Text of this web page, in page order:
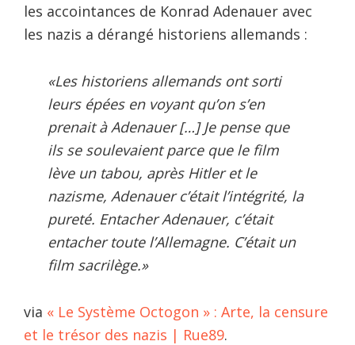
les accointances de Konrad Adenauer avec
les nazis a dérangé historiens allemands :
«Les historiens allemands ont sorti
leurs épées en voyant qu’on s’en
prenait à Adenauer […] Je pense que
ils se soulevaient parce que le film
lève un tabou, après Hitler et le
nazisme, Adenauer c’était l’intégrité, la
pureté. Entacher Adenauer, c’était
entacher toute l’Allemagne. C’était un
film sacrilège.»
via « Le Système Octogon » : Arte, la censure
et le trésor des nazis | Rue89.